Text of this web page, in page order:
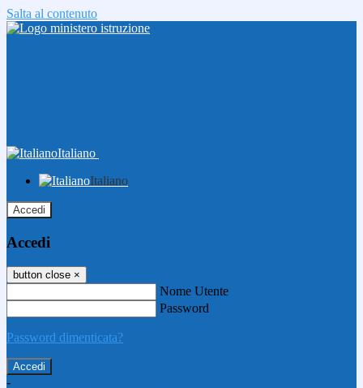
Salta al contenuto
Italiano
Italiano
Accedi
Accedi
button close ×
Nome Utente
Password
Password dimenticata?
-